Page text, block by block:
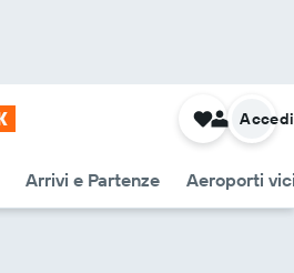
Arrivi e Partenze Aeroporti
Accedi